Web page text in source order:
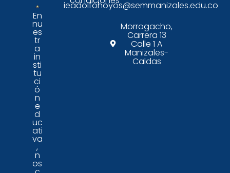
En
nu
es
tr
a
in
sti
tu
ci
ó
n
e
d
uc
ati
va
,
n
os
ieadolfohoyos@semmanizales.edu.co
Morrogacho,
Carrera 13
Calle 1 A
Manizales-
Caldas